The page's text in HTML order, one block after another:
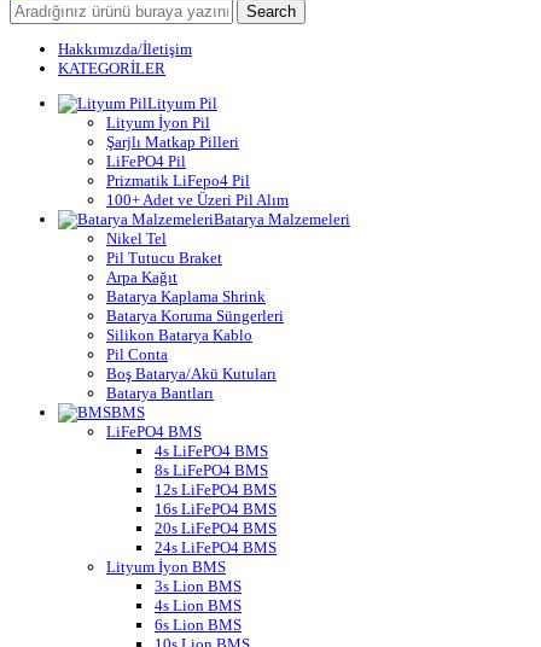
Search
Hakkımızda/İletişim
KATEGORİLER
Lityum Pil
Lityum İyon Pil
Şarjlı Matkap Pilleri
LiFePO4 Pil
Prizmatik LiFepo4 Pil
100+ Adet ve Üzeri Pil Alım
Batarya Malzemeleri
Nikel Tel
Pil Tutucu Braket
Arpa Kağıt
Batarya Kaplama Shrink
Batarya Koruma Süngerleri
Silikon Batarya Kablo
Pil Conta
Boş Batarya/Akü Kutuları
Batarya Bantları
BMS
LiFePO4 BMS
4s LiFePO4 BMS
8s LiFePO4 BMS
12s LiFePO4 BMS
16s LiFePO4 BMS
20s LiFePO4 BMS
24s LiFePO4 BMS
Lityum İyon BMS
3s Lion BMS
4s Lion BMS
6s Lion BMS